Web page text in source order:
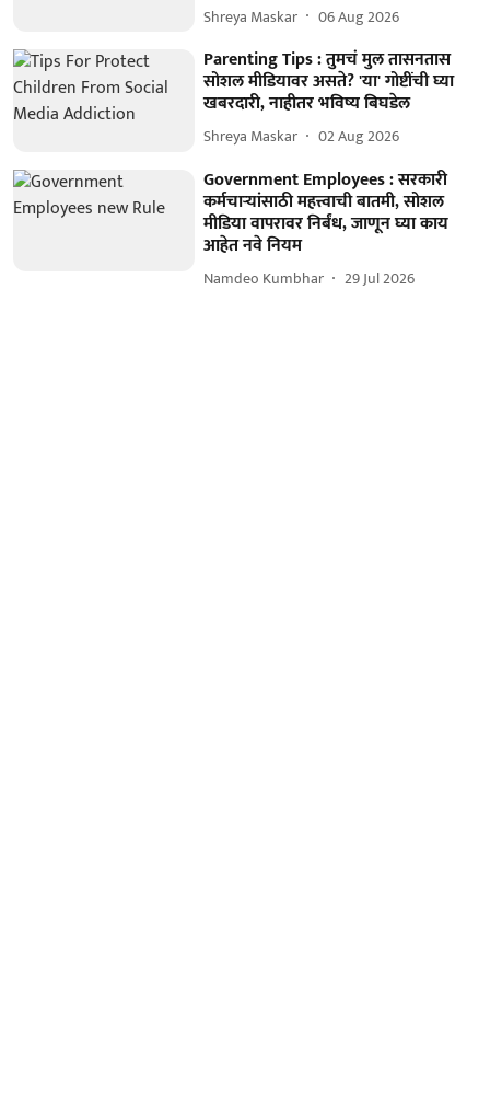
Shreya Maskar 06 Aug 2026
Parenting Tips : तुमचं मुल तासनतास
सोशल मीडियावर असते? 'या' गोष्टींची घ्या
खबरदारी, नाहीतर भविष्य बिघडेल
Shreya Maskar 02 Aug 2026
Government Employees : सरकारी
कर्मचाऱ्यांसाठी महत्त्वाची बातमी, सोशल
मीडिया वापरावर निर्बंध, जाणून घ्या काय
आहेत नवे नियम
Namdeo Kumbhar 29 Jul 2026